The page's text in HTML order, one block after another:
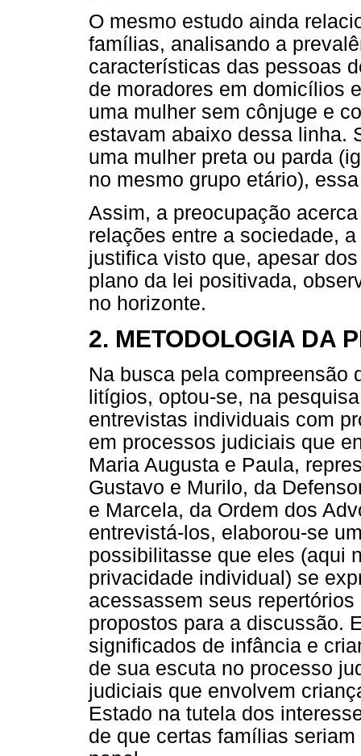
O mesmo estudo ainda
famílias, analisando a
características das pessoas
de moradores em domicílios
uma mulher sem cônjuge e
estavam abaixo dessa linha.
uma mulher preta ou parda
no mesmo grupo etário),
Assim, a preocupação
relações entre a sociedade,
justifica visto que, apesar
plano da lei positivada,
no horizonte.
2. METODOLOGIA DA
Na busca pela compreensão
litígios, optou-se, na
entrevistas individuais com
em processos judiciais que
Maria Augusta e Paula,
Gustavo e Murilo, da
e Marcela, da Ordem dos
entrevistá-los, elaborou-se
possibilitasse que eles (aqui
privacidade individual) se
acessassem seus
propostos para a discussão.
significados de infância e
de sua escuta no processo
judiciais que envolvem
Estado na tutela dos
de que certas famílias